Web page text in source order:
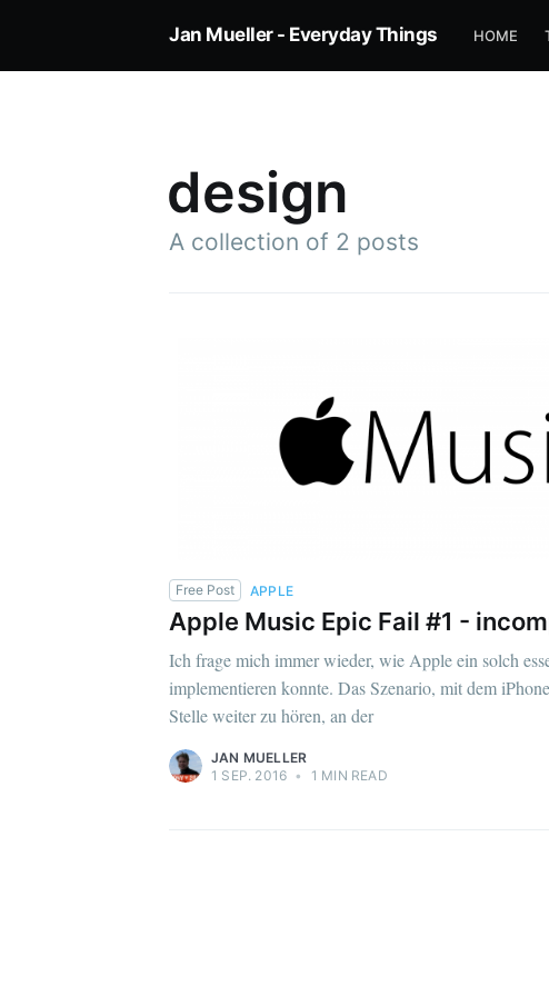
Jan Mueller - Everyday Things HOME
design
A collection of 2 posts
Free Post APPLE
Apple Music Epic Fail #1 -
Ich frage mich immer wieder, wie Apple ein solch
implementieren konnte. Das Szenario, mit dem
Stelle weiter zu hören, an der
JAN MUELLER
1 SEP. 2016 • 1 MIN READ